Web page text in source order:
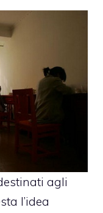
agli
l’idea